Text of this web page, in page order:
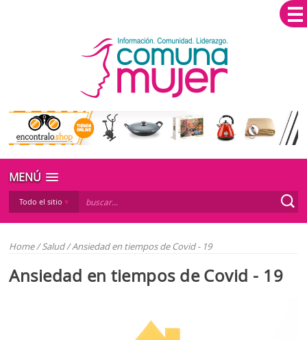
MENÚ
Todo el sitio
Home/Salud/Ansiedad en tiempos de Covid - 19
Ansiedad en tiempos de Covid - 19